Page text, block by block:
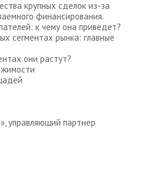
крупных сделок из-за
финансирования.
к чему она приведет?
сегментах рынка: главные
они растут?
управляющий партнер